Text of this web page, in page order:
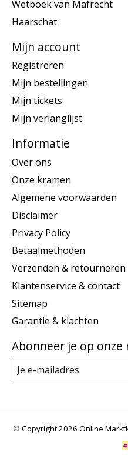
Wetboek van Mafrecht
Haarschat
Mijn account
Registreren
Mijn bestellingen
Mijn tickets
Mijn verlanglijst
Informatie
Over ons
Onze kramen
Algemene voorwaarden
Disclaimer
Privacy Policy
Betaalmethoden
Verzenden & retourneren
Klantenservice & contact
Sitemap
Garantie & klachten
Abonneer je op
© Copyright 2026 Online